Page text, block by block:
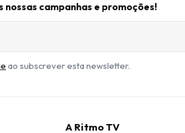
campanhas e promoções!
ao subscrever esta newsletter.
A Ritmo TV